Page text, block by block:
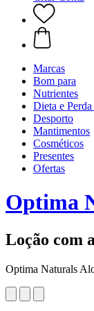
Marcas
Bom para
Nutrientes
Dieta e Perda
Desporto
Mantimentos
Cosméticos
Presentes
Ofertas
Optima
Loção com
Optima Naturals